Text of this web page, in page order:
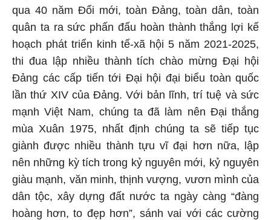
qua 40 năm Đổi mới, toàn Đảng, toàn dân, toàn
quân ta ra sức phấn đấu hoàn thành thắng lợi kế
hoạch phát triển kinh tế-xã hội 5 năm 2021-2025,
thi đua lập nhiều thành tích chào mừng Đại hội
Đảng các cấp tiến tới Đại hội đại biểu toàn quốc
lần thứ XIV của Đảng. Với bản lĩnh, trí tuệ và sức
mạnh Việt Nam, chúng ta đã làm nên Đại thắng
mùa Xuân 1975, nhất định chúng ta sẽ tiếp tục
giành được nhiều thành tựu vĩ đại hơn nữa, lập
nên những kỳ tích trong kỷ nguyên mới, kỷ nguyên
giàu mạnh, văn minh, thịnh vượng, vươn mình của
dân tộc, xây dựng đất nước ta ngày càng “đàng
hoàng hơn, to đẹp hơn”, sánh vai với các cường